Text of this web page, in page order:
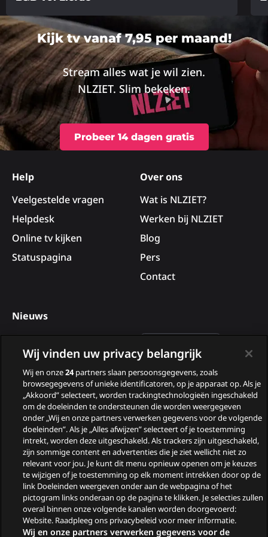
Lees
meer
over
Kijk tv vanaf 7,95 per maand!
Stream alles wat je wil zien.
NLZIET. Slim bekeken.
Probeer 14 dagen gratis
footer
Help
Veelgestelde vragen
Helpdesk
Online tv kijken
Statuspagina
Over ons
Wat is NLZIET?
Werken bij NLZIET
Blog
Pers
Contact
Nieuws
Deelnemers van B&B Vol
Liefde 2026
Nieuwe tv programma’s
in augustus
Wie zijn de gasten van
Zomergasten?
Woeste Grond
Wij vinden uw privacy belangrijk
Wij en onze24partners slaan persoonsgegevens, zoals
browsegegevens of unieke identificatoren, op je apparaat op. Als je
„Akkoord” selecteert, worden trackingtechnologieën ingeschakeld
om de doeleinden te ondersteunen die worden weergegeven
onder „Wij en onze partners verwerken gegevens voor de volgende
doeleinden”. Als je „Alles afwijzen” selecteert of je toestemming
intrekt, worden deze uitgeschakeld. Als trackers zijn uitgeschakeld,
zijn sommige content en advertenties die je ziet wellicht niet zo
relevant voor jou. Je kunt dit menu opnieuw openen om je keuzes
te wijzigen of je toestemming op elk moment intrekken door op de
link Doeleinden weergeven onder aan de webpagina of het
pictogram links onderaan op de pagina te klikken. Je selecties zullen
overal binnen onze volgende kanalen worden doorgevoerd:
Website. Raadpleeg ons privacybeleid voor meer informatie.
Wij en onze partners verwerken gegevens voor de